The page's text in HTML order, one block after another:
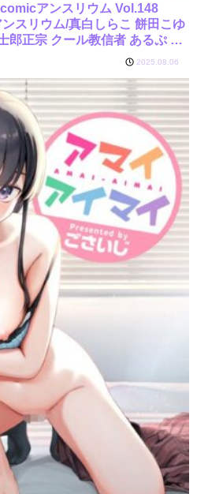
comicアンスリウム Vol.148
スリウム/真白しらこ 餅田こゆ
郎正宗 クール教信者 あるぷ 核
じ 佐咲和由喜 鷹丸 脱脂粉乳 た
やまん/k568agotp10178
2025.08.06